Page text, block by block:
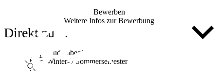
Bewerben
Weitere Infos zur Bewerbung
Direkt zu ...
Studienbeginn
Winter- / Sommersemester